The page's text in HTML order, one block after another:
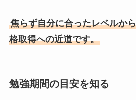
焦らず自分に合ったレベルか
格取得への近道です。
勉強期間の目安を知る